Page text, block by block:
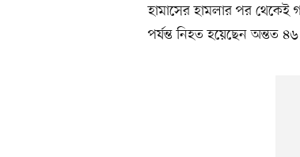
হামাসের হামলার পর থেকেই
পর্যন্ত নিহত হয়েছেন অন্তত